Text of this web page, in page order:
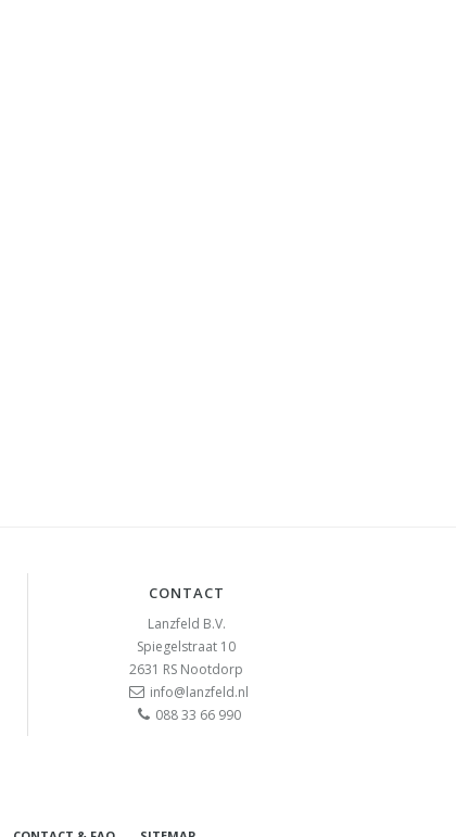
CONTACT
Lanzfeld B.V.
Spiegelstraat 10
2631 RS Nootdorp
info@lanzfeld.nl
088 33 66 990